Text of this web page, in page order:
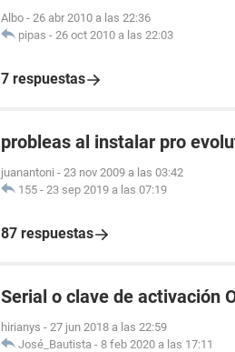
Albo - 26 abr 2010 a las 22:36
pipas - 26 oct 2010 a las 22:03
7 respuestas
probleas al instalar pro
juanantoni - 23 nov 2009 a las 03:42
155 - 23 sep 2019 a las 07:19
87 respuestas
Serial o clave de activación
hirianys - 27 jun 2018 a las 22:59
José_Bautista - 8 feb 2020 a las 17:11